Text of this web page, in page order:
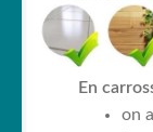
En
on